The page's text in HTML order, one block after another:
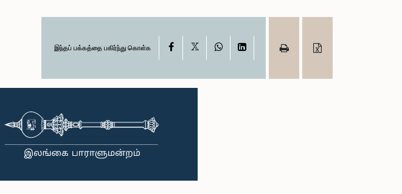
இந்தப் பக்கத்தை பகிர்ந்து கொள்க Facebook WhatsAppLinkedIn